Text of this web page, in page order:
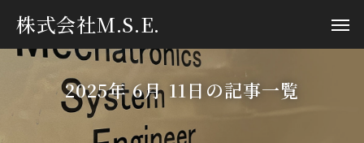
株式会社M.S.E.
2025年 6月 11日の記事一覧